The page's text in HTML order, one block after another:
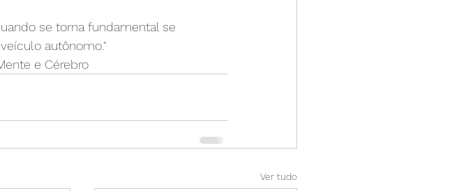
se torna fundamental se
autônomo."
e Cérebro
Ver tudo